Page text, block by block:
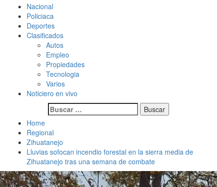
Nacional
Policiaca
Deportes
Clasificados
Autos
Empleo
Propiedades
Tecnologia
Varios
Noticiero en vivo
Buscar:
Home
Regional
Zihuatanejo
Lluvias sofocan incendio forestal en la sierra media de
Zihuatanejo tras una semana de combate